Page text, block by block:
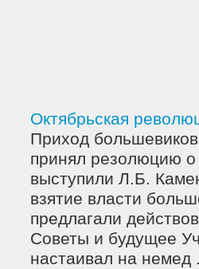
Октябрьская
Приход
принял резолюцию
выступили Л.Б.
взятие власти
предлагали
Советы и будущее
настаивал на немед